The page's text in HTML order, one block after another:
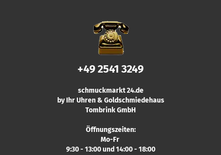
+49 2541 3249
schmuckmarkt 24.de
by Ihr Uhren & Goldschmiedehaus
Tombrink GmbH
Öffnungszeiten:
Mo-Fr
9:30 - 13:00 und 14:00 - 18:00